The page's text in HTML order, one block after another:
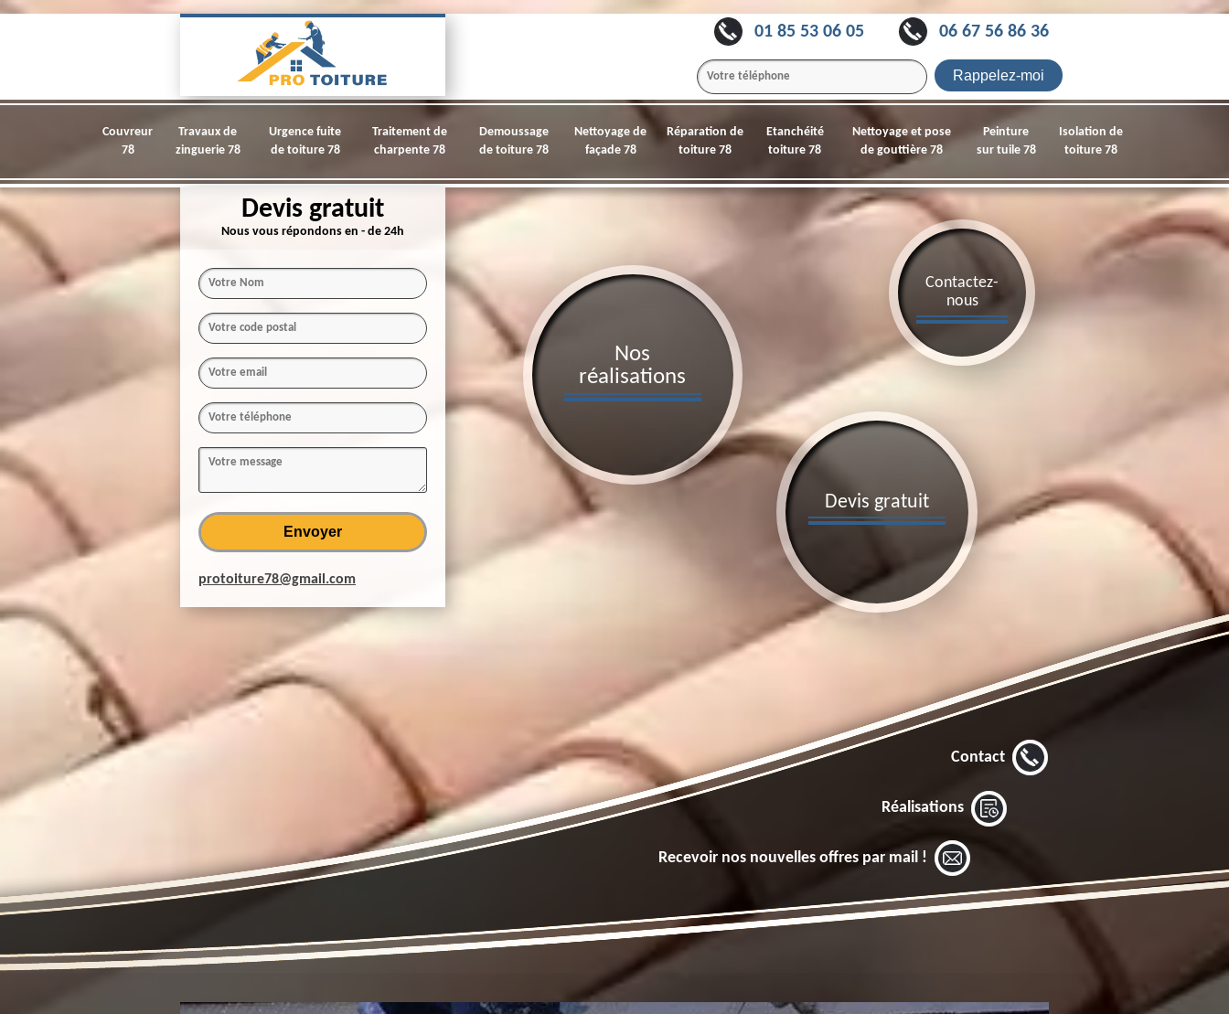
01 85 53 06 05 06 67 56 86 36
Couvreur
78
Travaux de
zinguerie 78
Urgence fuite
de toiture 78
Traitement de
charpente 78
Demoussage
de toiture 78
Nettoyage de
façade 78
Réparation de
toiture 78
Etanchéité
toiture 78
Nettoyage et pose
de gouttière 78
Peinture
sur tuile 78
Isolation de
toiture 78
Devis gratuit
Nous vous répondons en - de 24h
protoiture78@gmail.com
Devis gratuit
Contactez-
nous
Nos
réalisations
Contact
Réalisations
Recevoir nos nouvelles offres par mail !